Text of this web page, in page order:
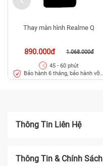
Thay màn hình Realme Q
890.000đ 1.068.000đ
45 - 60 phút
Bảo hành 6 tháng, bảo hành vỡ
kính 3 tháng
Thông Tin Liên Hệ
Thông Tin & Chính Sách